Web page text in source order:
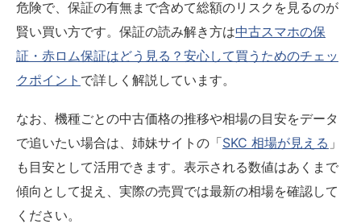
危険で、保証の有無まで含めて総額のリスクを見るのが
賢い買い方です。保証の読み解き方は中古スマホの保
証・赤ロム保証はどう見る？安心して買うためのチェッ
クポイント で詳しく解説しています。
なお、機種ごとの中古価格の推移や相場の目安をデータ
で追いたい場合は、姉妹サイトの「SKC 相場が見える 」
も目安として活用できます。表示される数値はあくまで
傾向として捉え、実際の売買では最新の相場を確認して
ください。